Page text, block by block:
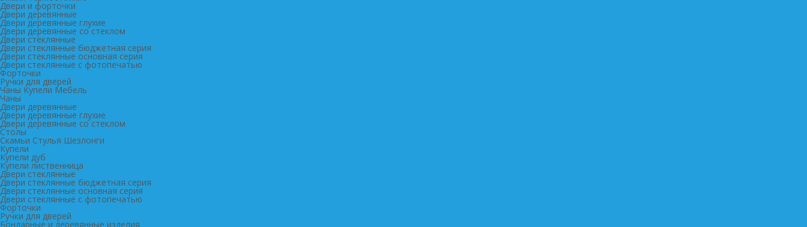
Двери и форточки
Двери деревянные
Двери деревянные глухие
Двери деревянные со стеклом
Двери стеклянные
Двери стеклянные бюджетная серия
Двери стеклянные основная серия
Двери стеклянные с фотопечатью
Форточки
Ручки для дверей
Чаны Купели Мебель
Чаны
Двери деревянные
Двери деревянные глухие
Двери деревянные со стеклом
Столы
Скамьи Стулья Шезлонги
Купели
Купели дуб
Купели лиственница
Двери стеклянные
Двери стеклянные бюджетная серия
Двери стеклянные основная серия
Двери стеклянные с фотопечатью
Форточки
Ручки для дверей
Бондарные и деревянные изделия